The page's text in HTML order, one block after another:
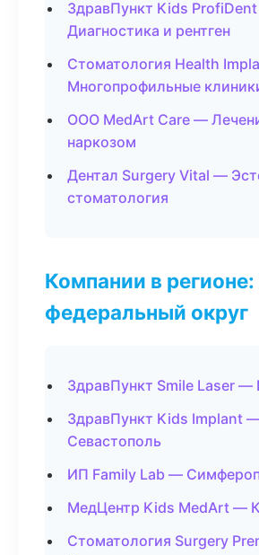
ЗдравПункт Kids
Диагностика и рентген
Стоматология Health
Многопрофильные
ООО MedArt Care —
наркозом
Дентал Surgery Vital —
стоматология
Компании в
федеральный округ
ЗдравПункт Smile Laser —
ЗдравПункт Kids Implant
Севастополь
ИП Family Lab —
МедЦентр Kids MedArt —
Стоматология Surgery